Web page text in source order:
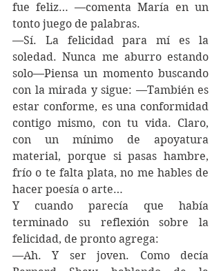
fue feliz… —comenta María en un
tonto juego de palabras.
—Sí. La felicidad para mí es la
soledad. Nunca me aburro estando
solo—Piensa un momento buscando
con la mirada y sigue: —También es
estar conforme, es una conformidad
contigo mismo, con tu vida. Claro,
con un mínimo de apoyatura
material, porque si pasas hambre,
frío o te falta plata, no me hables de
hacer poesía o arte…
Y cuando parecía que había
terminado su reflexión sobre la
felicidad, de pronto agrega:
—Ah. Y ser joven. Como decía